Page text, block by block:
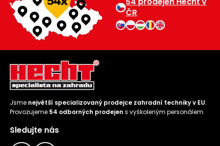
ČR
Jsme největší specializovaný prodejce zahradní techniky v EU.
Provozujeme 54 odborných prodejen s vyškoleným personálem.
Sledujte nás